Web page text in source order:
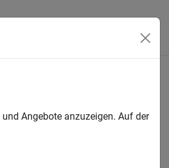
Angebote anzuzeigen. Auf der